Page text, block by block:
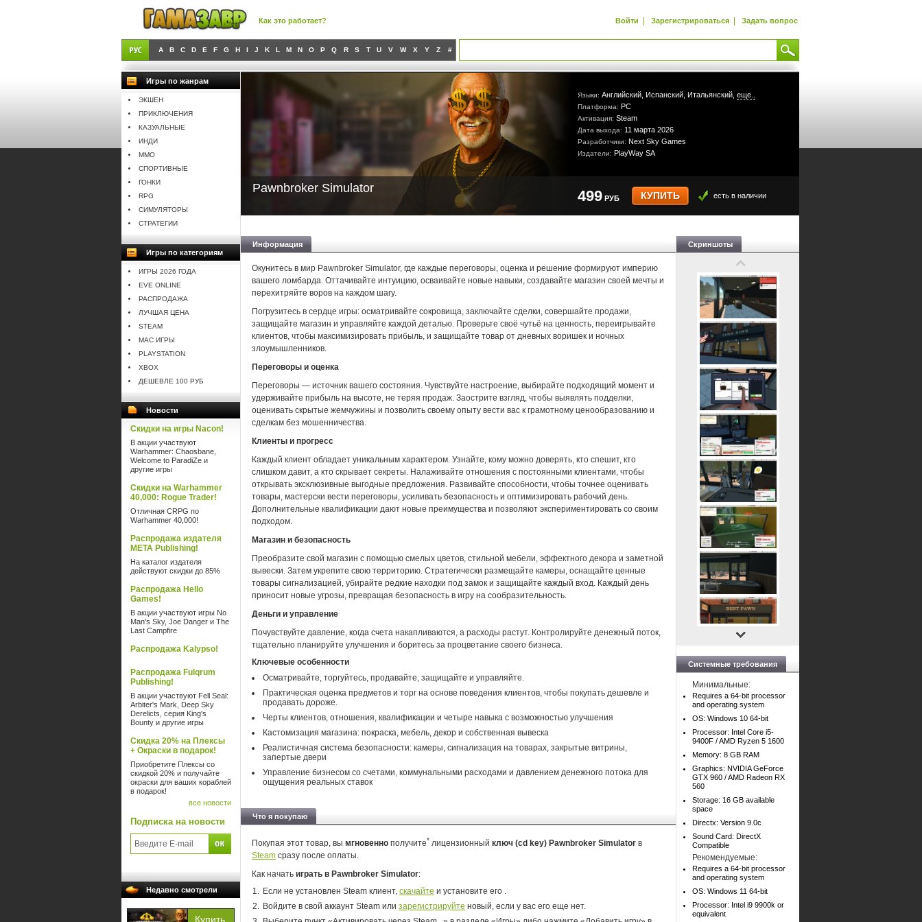
Как это работает? Войти | Зарегистрироваться | Задать вопрос
A B C D E F G H I J K L M N O P Q R S T U V W X Y Z #
Игры по жанрам
ЭКШЕН
ПРИКЛЮЧЕНИЯ
КАЗУАЛЬНЫЕ
ИНДИ
MMO
СПОРТИВНЫЕ
ГОНКИ
RPG
СИМУЛЯТОРЫ
СТРАТЕГИИ
Игры по категориям
ИГРЫ 2026 ГОДА
EVE ONLINE
РАСПРОДАЖА
ЛУЧШАЯ ЦЕНА
STEAM
MAC ИГРЫ
PLAYSTATION
XBOX
ДЕШЕВЛЕ 100 РУБ
Новости
Скидки на игры Nacon!
В акции участвуют
Warhammer: Chaosbane,
Welcome to ParadiZe и
другие игры
Скидки на Warhammer
40,000: Rogue Trader!
Отличная CRPG по
Warhammer 40,000!
Распродажа издателя
META Publishing!
На каталог издателя
действуют скидки до 85%
Распродажа Hello
Games!
В акции участвуют игры No
Man's Sky, Joe Danger и The
Last Campfire
Распродажа Kalypso!
Распродажа Fulqrum
Publishing!
В акции участвуют Fell Seal:
Arbiter's Mark, Deep Sky
Derelicts, серия King's
Bounty и другие игры
Скидка 20% на Плексы
+ Окраски в подарок!
Приобретите Плексы со
скидкой 20% и получайте
окраски для ваших кораблей
в подарок!
все новости
Подписка на новости
Недавно смотрели
Языки: Английский, Испанский, Итальянский, еще..
Платформа: PC
Активация: Steam
Дата выхода: 11 марта 2026
Разработчики: Next Sky Games
Издатели: PlayWay SA
Pawnbroker Simulator 499 РУБ КУПИТЬ есть в наличии
Информация
Окунитесь в мир Pawnbroker Simulator, где каждые переговоры, оценка и решение формируют империю
вашего ломбарда. Оттачивайте интуицию, осваивайте новые навыки, создавайте магазин своей мечты и
перехитряйте воров на каждом шагу.
Погрузитесь в сердце игры: осматривайте сокровища, заключайте сделки, совершайте продажи,
защищайте магазин и управляйте каждой деталью. Проверьте своё чутьё на ценность, переигрывайте
клиентов, чтобы максимизировать прибыль, и защищайте товар от дневных воришек и ночных
злоумышленников.
Переговоры и оценка
Переговоры — источник вашего состояния. Чувствуйте настроение, выбирайте подходящий момент и
удерживайте прибыль на высоте, не теряя продаж. Заострите взгляд, чтобы выявлять подделки,
оценивать скрытые жемчужины и позволить своему опыту вести вас к грамотному ценообразованию и
сделкам без мошенничества.
Клиенты и прогресс
Каждый клиент обладает уникальным характером. Узнайте, кому можно доверять, кто спешит, кто
слишком давит, а кто скрывает секреты. Налаживайте отношения с постоянными клиентами, чтобы
открывать эксклюзивные выгодные предложения. Развивайте способности, чтобы точнее оценивать
товары, мастерски вести переговоры, усиливать безопасность и оптимизировать рабочий день.
Дополнительные квалификации дают новые преимущества и позволяют экспериментировать со своим
подходом.
Магазин и безопасность
Преобразите свой магазин с помощью смелых цветов, стильной мебели, эффектного декора и заметной
вывески. Затем укрепите свою территорию. Стратегически размещайте камеры, оснащайте ценные
товары сигнализацией, убирайте редкие находки под замок и защищайте каждый вход. Каждый день
приносит новые угрозы, превращая безопасность в игру на сообразительность.
Деньги и управление
Почувствуйте давление, когда счета накапливаются, а расходы растут. Контролируйте денежный поток,
тщательно планируйте улучшения и боритесь за процветание своего бизнеса.
Ключевые особенности
Осматривайте, торгуйтесь, продавайте, защищайте и управляйте.
Практическая оценка предметов и торг на основе поведения клиентов, чтобы покупать дешевле и
продавать дороже.
Черты клиентов, отношения, квалификации и четыре навыка с возможностью улучшения
Кастомизация магазина: покраска, мебель, декор и собственная вывеска
Реалистичная система безопасности: камеры, сигнализация на товарах, закрытые витрины,
запертые двери
Управление бизнесом со счетами, коммунальными расходами и давлением денежного потока для
ощущения реальных ставок
Что я покупаю
Покупая этот товар, вы мгновенно получите* лицензионный ключ (cd key) Pawnbroker Simulator в
Steam сразу после оплаты.
Как начать играть в Pawnbroker Simulator:
Если не установлен Steam клиент, скачайте и установите его .
Войдите в свой аккаунт Steam или зарегистрируйте новый, если у вас его еще нет.
Скриншоты
Системные требования
Минимальные:
Requires a 64-bit processor
and operating system
OS: Windows 10 64-bit
Processor: Intel Core i5-
9400F / AMD Ryzen 5 1600
Memory: 8 GB RAM
Graphics: NVIDIA GeForce
GTX 960 / AMD Radeon RX
560
Storage: 16 GB available
space
Directx: Version 9.0c
Sound Card: DirectX
Compatible
Рекомендуемые:
Requires a 64-bit processor
and operating system
OS: Windows 11 64-bit
Processor: Intel i9 9900k or
equivalent